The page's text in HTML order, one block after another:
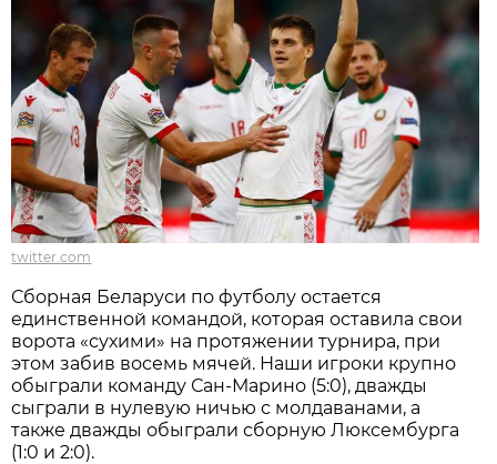
twitter.com
Сборная Беларуси по футболу остается
единственной командой, которая оставила свои
ворота «сухими» на протяжении турнира, при
этом забив восемь мячей. Наши игроки крупно
обыграли команду Сан-Марино (5:0), дважды
сыграли в нулевую ничью с молдаванами, а
также дважды обыграли сборную Люксембурга
(1:0 и 2:0).